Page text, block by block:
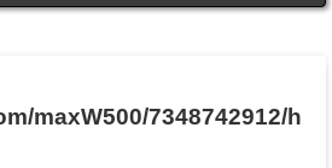
maxW500/7348742912/h